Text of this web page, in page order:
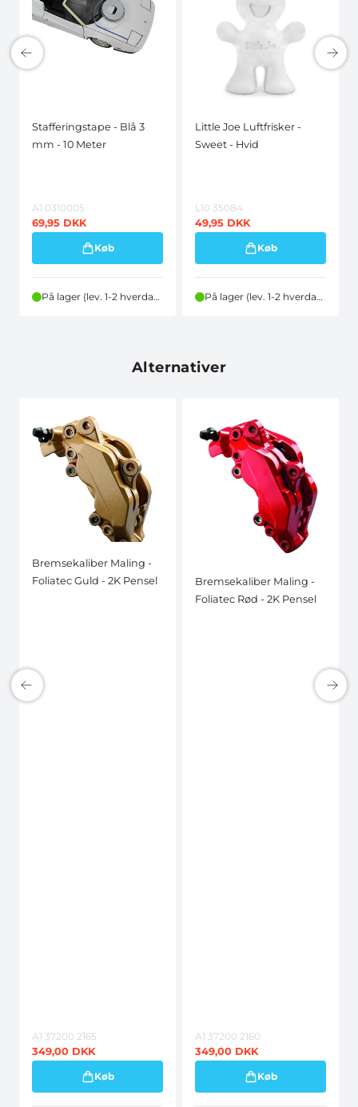
Stafferingstape - Blå 3
mm - 10 Meter
A1 0310005
69,95 DKK
Køb
På lager (lev. 1-2 hverdage)
Little Joe Luftfrisker -
Sweet - Hvid
L10 35084
49,95 DKK
Køb
På lager (lev. 1-2 hverdage)
Alternativer
Bremsekaliber Maling -
Foliatec Guld - 2K Pensel
A1 37200 2165
349,00 DKK
Køb
Bremsekaliber Maling -
Foliatec Rød - 2K Pensel
A1 37200 2160
349,00 DKK
Køb